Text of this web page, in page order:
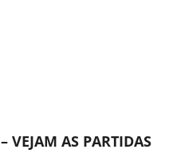
– VEJAM AS PARTIDAS